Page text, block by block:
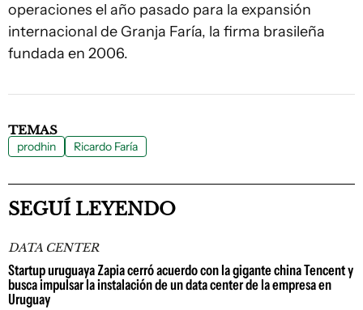
operaciones el año pasado para la expansión
internacional de Granja Faría, la firma brasileña
fundada en 2006.
TEMAS
prodhin Ricardo Faría
SEGUÍ LEYENDO
DATA CENTER
Startup uruguaya Zapia cerró acuerdo con la gigante china Tencent y
busca impulsar la instalación de un data center de la empresa en
Uruguay